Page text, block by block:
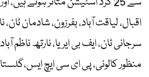
اقبال، لیاقت آباد، بفرزون، شادمان ٹان،
سرجانی ٹان، ایف بی ایریا، نارتھ ناظم
منظور کالونی، پی ای سی ایچ